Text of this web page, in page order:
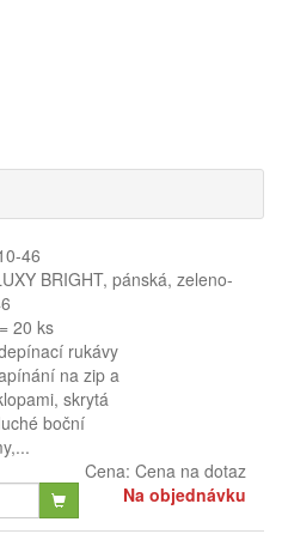
46
BRIGHT, pánská, zeleno-
20 ks
rukávy
na zip a
skrytá
boční
Cena: Cena na dotaz
Na objednávku